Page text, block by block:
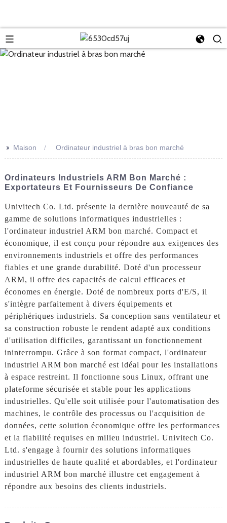
>> Maison Ordinateur industriel à bras bon marché
Ordinateurs Industriels ARM Bon Marché :
Exportateurs Et Fournisseurs De Confiance
Univitech Co. Ltd. présente la dernière nouveauté de sa
gamme de solutions informatiques industrielles :
l'ordinateur industriel ARM bon marché. Compact et
économique, il est conçu pour répondre aux exigences des
environnements industriels et offre des performances
fiables et une grande durabilité. Doté d'un processeur
ARM, il offre des capacités de calcul efficaces et
économes en énergie. Doté de nombreux ports d'E/S, il
s'intègre parfaitement à divers équipements et
périphériques industriels. Sa conception sans ventilateur et
sa construction robuste le rendent adapté aux conditions
d'utilisation difficiles, garantissant un fonctionnement
ininterrompu. Grâce à son format compact, l'ordinateur
industriel ARM bon marché est idéal pour les installations
à espace restreint. Il fonctionne sous Linux, offrant une
plateforme sécurisée et stable pour les applications
industrielles. Qu'elle soit utilisée pour l'automatisation des
machines, le contrôle des processus ou l'acquisition de
données, cette solution économique offre les performances
et la fiabilité requises en milieu industriel. Univitech Co.
Ltd. s'engage à fournir des solutions informatiques
industrielles de haute qualité et abordables, et l'ordinateur
industriel ARM bon marché illustre cet engagement à
répondre aux besoins des clients industriels.